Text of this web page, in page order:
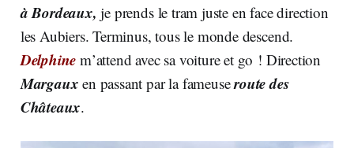
à Bordeaux, je prends le tram juste en face direction
les Aubiers. Terminus, tous le monde descend.
Delphine m’attend avec sa voiture et go ! Direction
Margaux en passant par la fameuseroute des
Châteaux.